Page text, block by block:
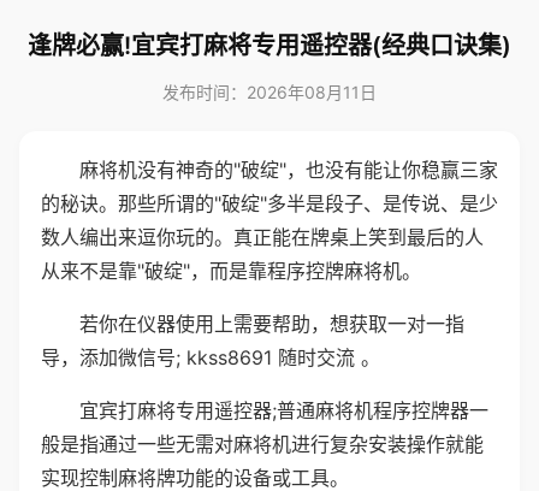
逢牌必赢!宜宾打麻将专用遥控器(经典口诀集)
发布时间：2026年08月11日
麻将机没有神奇的"破绽"，也没有能让你稳赢三家
的秘诀。那些所谓的"破绽"多半是段子、是传说、是少
数人编出来逗你玩的。真正能在牌桌上笑到最后的人
从来不是靠"破绽"，而是靠程序控牌麻将机。
若你在仪器使用上需要帮助，想获取一对一指
导，添加微信号; kkss8691 随时交流 。
宜宾打麻将专用遥控器;普通麻将机程序控牌器一
般是指通过一些无需对麻将机进行复杂安装操作就能
实现控制麻将牌功能的设备或工具。